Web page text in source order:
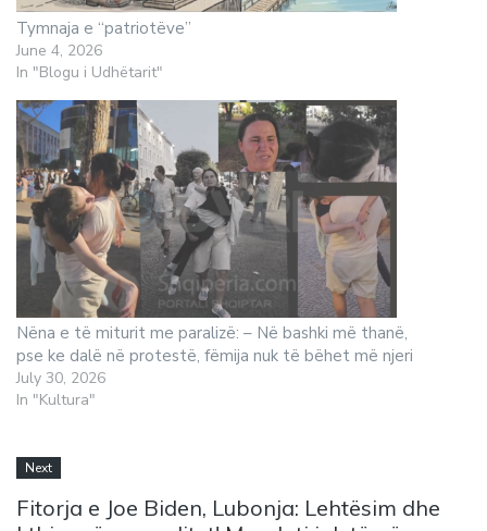
Tymnaja e “patriotëve”
June 4, 2026
In "Blogu i Udhëtarit"
Nëna e të miturit me paralizë: – Në bashki më thanë,
pse ke dalë në protestë, fëmija nuk të bëhet më njeri
July 30, 2026
In "Kultura"
Next
Fitorja e Joe Biden, Lubonja: Lehtësim dhe